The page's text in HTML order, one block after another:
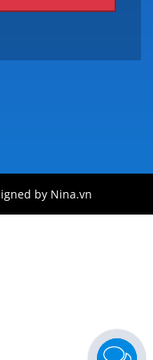
by Nina.vn